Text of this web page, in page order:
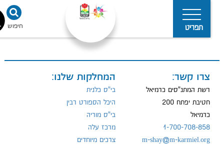
תפריט חיפוש
צרו קשר:
רשת המתנ"סים כרמיאל
חטיבת יפתח 200
כרמיאל
1-700-708-858
m-shay@m-karmiel.org
המחלקות שלנו:
בי"ס כלנית
היכל הספורט רבין
בי"ס מוריה
מרכז עלה
צרכים מיוחדים